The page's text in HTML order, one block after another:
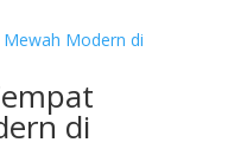
di